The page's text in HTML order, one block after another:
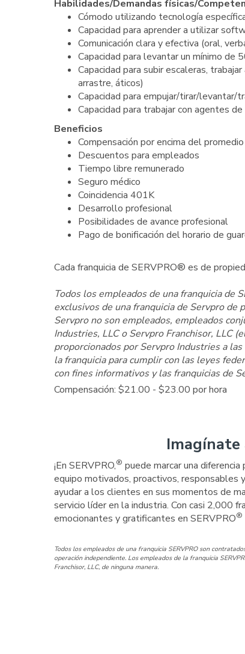
Habilidades/Demandas físicas/
Cómodo utilizando tecnología
Capacidad para aprender a utilizar
Comunicación clara y efectiva (oral,
Capacidad para levantar un mínimo de
Capacidad para subir escaleras,
arrastre, áticos)
Capacidad para empujar/tirar/
Capacidad para trabajar con agentes
Beneficios
Compensación por encima del promedio
Descuentos para empleados
Tiempo libre remunerado
Seguro médico
Coincidencia 401K
Desarrollo profesional
Posibilidades de avance profesional
Pago de bonificación del horario de
Cada franquicia de SERVPRO® es de
Todos los empleados de una franquicia de
exclusivos de una franquicia de Servpro
Servpro no son empleados, empleados
Industries, LLC o Servpro Franchisor, LLC
proporcionados por Servpro Industries a
la franquicia para cumplir con las leyes
con fines informativos y las franquicias de
Compensación: $21.00 - $23.00 por hora
¡En SERVPRO,® puede marcar una
equipo motivados, proactivos, responsables
ayudar a los clientes en sus momentos de
servicio líder en la industria. Con casi 2,000
emocionantes y gratificantes en SERVPRO®
Todos los empleados de una franquicia SERVPRO son
operación independiente. Los empleados de la franquicia
Franchisor, LLC, de ninguna manera.